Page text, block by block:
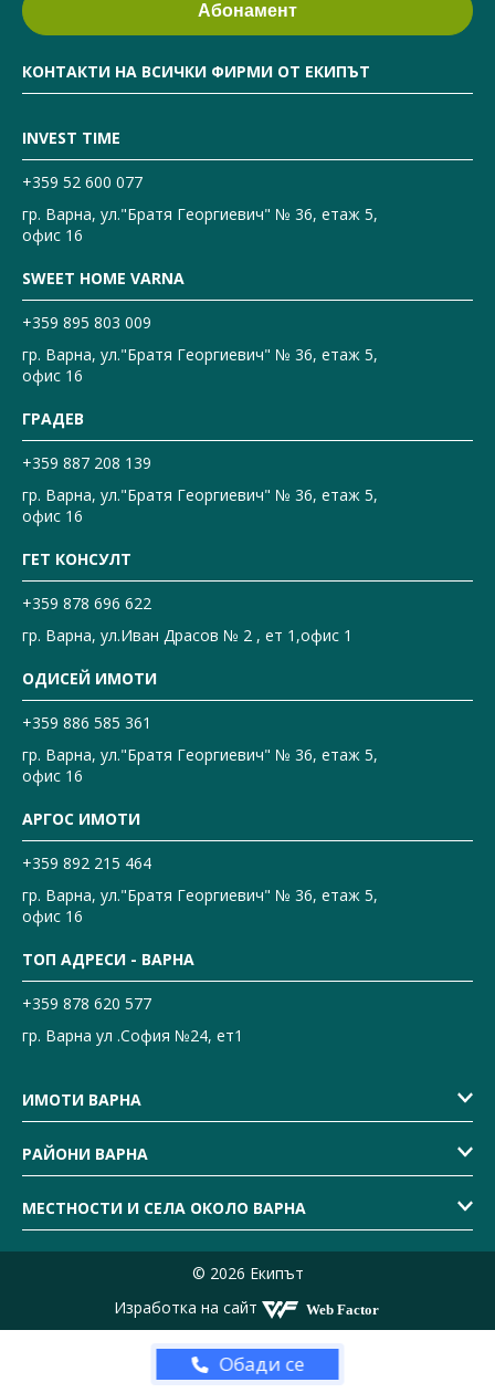
КОНТАКТИ НА ВСИЧКИ ФИРМИ ОТ ЕКИПЪТ
INVEST TIME
+359 52 600 077
гр. Варна, ул."Братя Георгиевич" № 36, етаж 5,
офис 16
SWEET HOME VARNA
+359 895 803 009
гр. Варна, ул."Братя Георгиевич" № 36, етаж 5,
офис 16
ГРАДЕВ
+359 887 208 139
гр. Варна, ул."Братя Георгиевич" № 36, етаж 5,
офис 16
ГЕТ КОНСУЛТ
+359 878 696 622
гр. Варна, ул.Иван Драсов № 2 , ет 1,офис 1
ОДИСЕЙ ИМОТИ
+359 886 585 361
гр. Варна, ул."Братя Георгиевич" № 36, етаж 5,
офис 16
АРГОС ИМОТИ
+359 892 215 464
гр. Варна, ул."Братя Георгиевич" № 36, етаж 5,
офис 16
ТОП АДРЕСИ - ВАРНА
+359 878 620 577
гр. Варна ул .София №24, ет1
ИМОТИ ВАРНА
РАЙОНИ ВАРНА
МЕСТНОСТИ И СЕЛА ОКОЛО ВАРНА
© 2026 Екипът
Изработка на сайт
Обади се